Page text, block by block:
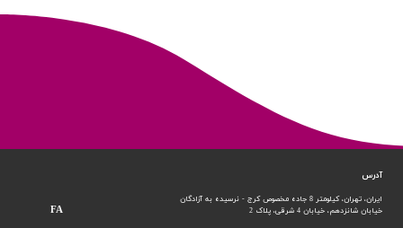
آدرس
ایران، تهران، کیلومتر 8 جاده مخصوص کرج - نرسیده به آزادگان
خیابان شانزدهم، خیابان 4 شرقی، پلاک 2 FA